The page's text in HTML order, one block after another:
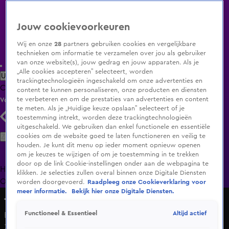
Uitzending Gemist Populaire programma's Zenders Genres
ClipsFilmsRadioSmart TV inlogShop
Volg KIJK
Zoeken
HomeUitzending Gemist Programma's De Bondgenoten
OranjezomerLivestreamsShop
The Tribute Live in Concert
Bee Gees Forever - How Deep Is Your Love [Live in de
Jouw cookievoorkeuren
Wij en onze28 partners gebruiken cookies en vergelijkbare
technieken om informatie te verzamelen over jou als gebruiker
van onze website(s), jouw gedrag en jouw apparaten. Als je
„Alle cookies accepteren” selecteert, worden
trackingtechnologieën ingeschakeld om onze advertenties en
content te kunnen personaliseren, onze producten en diensten
te verbeteren en om de prestaties van advertenties en content
te meten. Als je „Huidige keuze opslaan” selecteert of je
toestemming intrekt, worden deze trackingtechnologieën
uitgeschakeld. We gebruiken dan enkel functionele en essentiële
cookies om de website goed te laten functioneren en veilig te
houden. Je kunt dit menu op ieder moment opnieuw openen
om je keuzes te wijzigen of om je toestemming in te trekken
door op de link Cookie-instellingen onder aan de webpagina te
klikken. Je selecties zullen overal binnen onze Digitale Diensten
worden doorgevoerd.
Raadpleeg onze Cookieverklaring voor
meer informatie.
Bekijk hier onze Digitale Diensten.
Functioneel & Essentieel Altijd actief